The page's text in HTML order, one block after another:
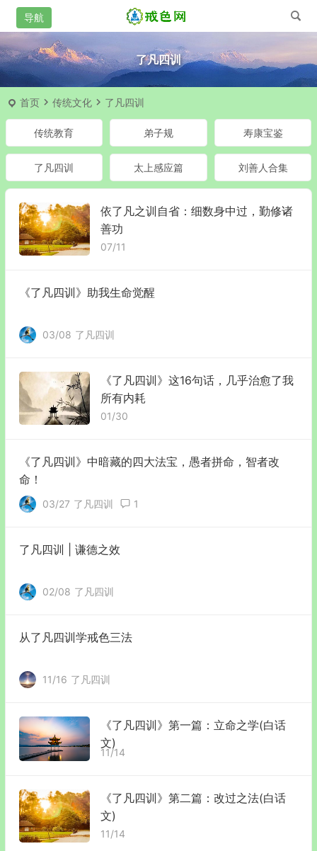
了凡四训
首页 传统文化 了凡四训
传统教育 弟子规 寿康宝鉴
了凡四训 太上感应篇 刘善人合集
依了凡之训自省：细数身中过，勤修诸
善功
07/11
《了凡四训》助我生命觉醒
03/08 了凡四训
《了凡四训》这16句话，几乎治愈了我
所有内耗
01/30
《了凡四训》中暗藏的四大法宝，愚者拼命，智者改
命！
03/27 了凡四训 1
了凡四训 | 谦德之效
02/08 了凡四训
从了凡四训学戒色三法
11/16 了凡四训
《了凡四训》第一篇：立命之学(白话
文)
11/14
《了凡四训》第二篇：改过之法(白话
文)
11/14